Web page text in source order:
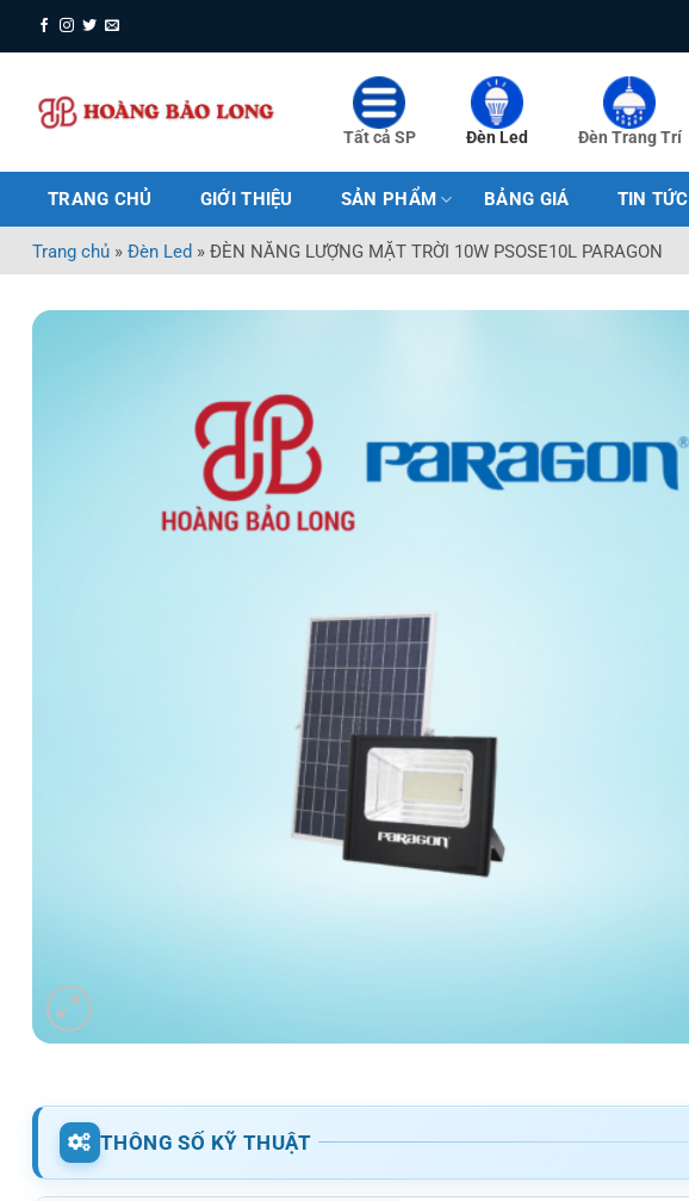
dung
Tất cả SP Đèn Led Đèn Trang Trí
TRANG CHỦ GIỚI THIỆU SẢN PHẨM BẢNG GIÁ TIN TỨC
Trang chủ » Đèn Led » ĐÈN NĂNG LƯỢNG MẶT TRỜI 10W PSOSE10L PARAGON
THÔNG SỐ KỸ THUẬT